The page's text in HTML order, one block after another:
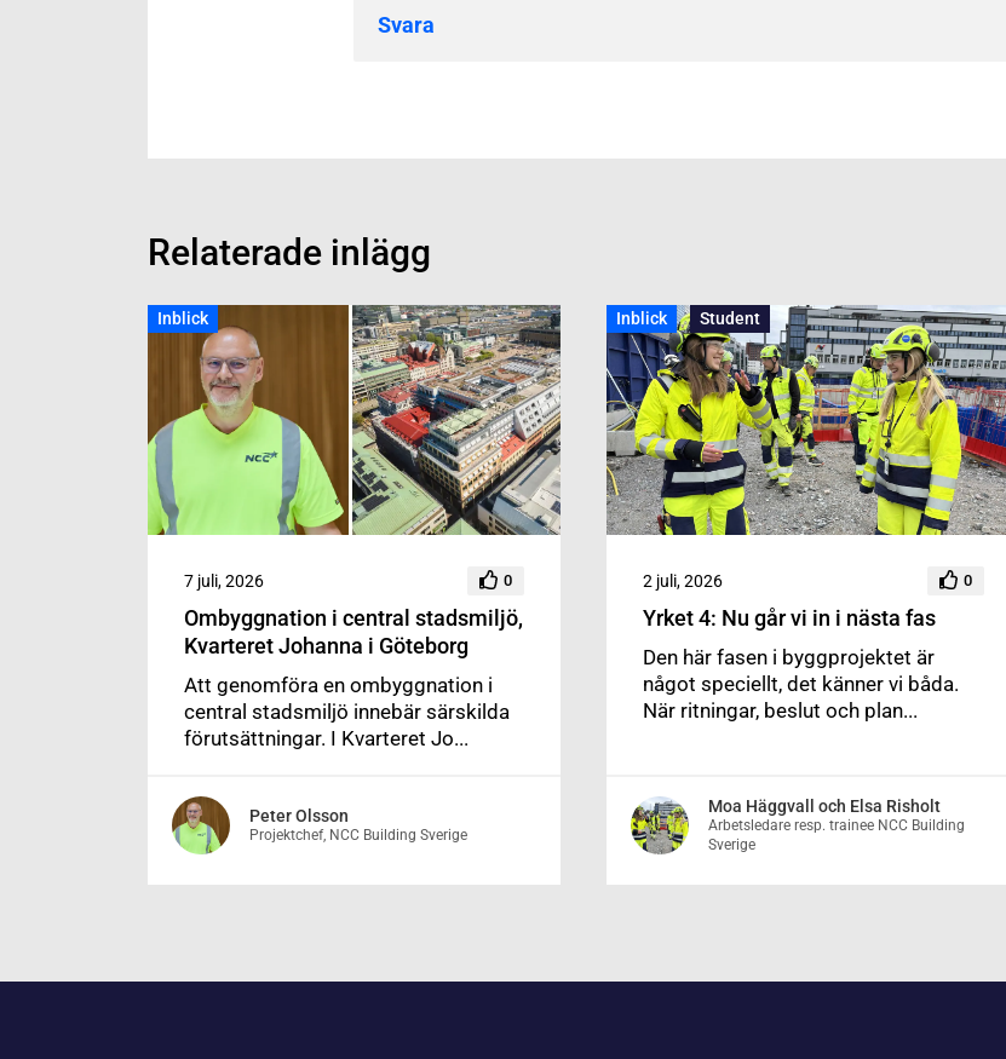
Svara
Relaterade inlägg
Inblick
7 juli, 2026 0
Ombyggnation i central stadsmiljö,
Kvarteret Johanna i Göteborg
Att genomföra en ombyggnation i
central stadsmiljö innebär särskilda
förutsättningar. I Kvarteret Jo...
Peter Olsson
Projektchef, NCC Building Sverige
Inblick Student
2 juli, 2026 0
Yrket 4: Nu går vi in i nästa fas
Den här fasen i byggprojektet är
något speciellt, det känner vi båda.
När ritningar, beslut och plan...
Moa Häggvall och Elsa Risholt
Arbetsledare resp. trainee NCC Building
Sverige